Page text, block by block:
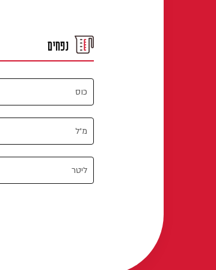
נפחים